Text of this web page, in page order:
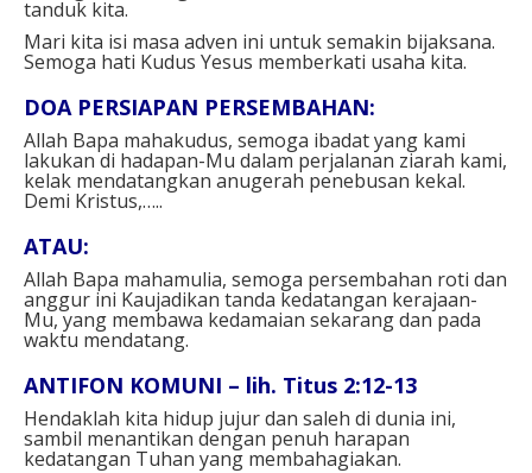
tanduk kita.
Mari kita isi masa adven ini untuk semakin bijaksana.
Semoga hati Kudus Yesus memberkati usaha kita.
DOA PERSIAPAN PERSEMBAHAN:
Allah Bapa mahakudus, semoga ibadat yang kami
lakukan di hadapan-Mu dalam perjalanan ziarah kami,
kelak mendatangkan anugerah penebusan kekal.
Demi Kristus,…..
ATAU:
Allah Bapa mahamulia, semoga persembahan roti dan
anggur ini Kaujadikan tanda kedatangan kerajaan-
Mu, yang membawa kedamaian sekarang dan pada
waktu mendatang.
ANTIFON KOMUNI – lih. Titus 2:12-13
Hendaklah kita hidup jujur dan saleh di dunia ini,
sambil menantikan dengan penuh harapan
kedatangan Tuhan yang membahagiakan.